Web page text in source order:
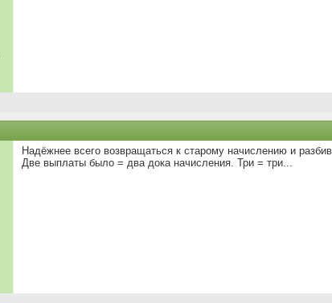
Надёжнее всего возвращаться к старому начислению и
Две выплаты было = два дока начисления. Три = три...